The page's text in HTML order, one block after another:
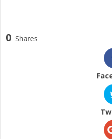
0 Shares